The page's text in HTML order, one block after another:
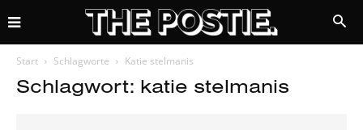
Start Schlagworte Katie stelmanis
Schlagwort: katie stelmanis